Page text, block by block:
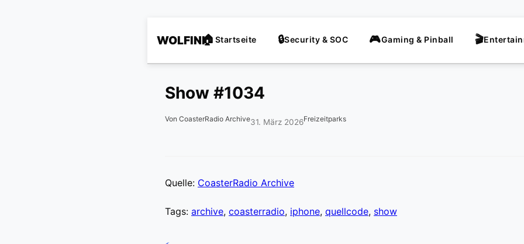
WOLFINI Startseite Security & SOC Gaming & Pinball
Show #1034
Von CoasterRadio Archive31. März 2026Freizeitparks
Quelle: CoasterRadio Archive
Tags: archive, coasterradio, iphone, quellcode, show